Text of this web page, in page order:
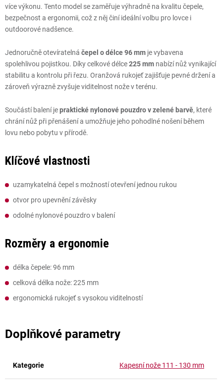
více výkonu. Tento model se zaměřuje výhradně na kvalitu čepele,
bezpečnost a ergonomii, což z něj činí ideální volbu pro lovce i
outdoorové nadšence.
Jednoručně otevíratelná čepel o délce 96 mm je vybavena
spolehlivou pojistkou. Díky celkové délce225 mm nabízí nůž vynikající
stabilitu a kontrolu při řezu. Oranžová rukojeť zajišťuje pevné držení a
zároveň výrazně zvyšuje viditelnost nože v terénu.
Součástí balení jepraktické nylonové pouzdro v zelené barvě, které
chrání nůž při přenášení a umožňuje jeho pohodlné nošení během
lovu nebo pobytu v přírodě.
Klíčové vlastnosti
uzamykatelná čepel s možností otevření jednou rukou
otvor pro upevnění závěsky
odolné nylonové pouzdro v balení
Rozměry a ergonomie
délka čepele: 96 mm
celková délka nože: 225 mm
ergonomická rukojeť s vysokou viditelností
Doplňkové parametry
Kategorie Kapesní nože 111 - 130 mm